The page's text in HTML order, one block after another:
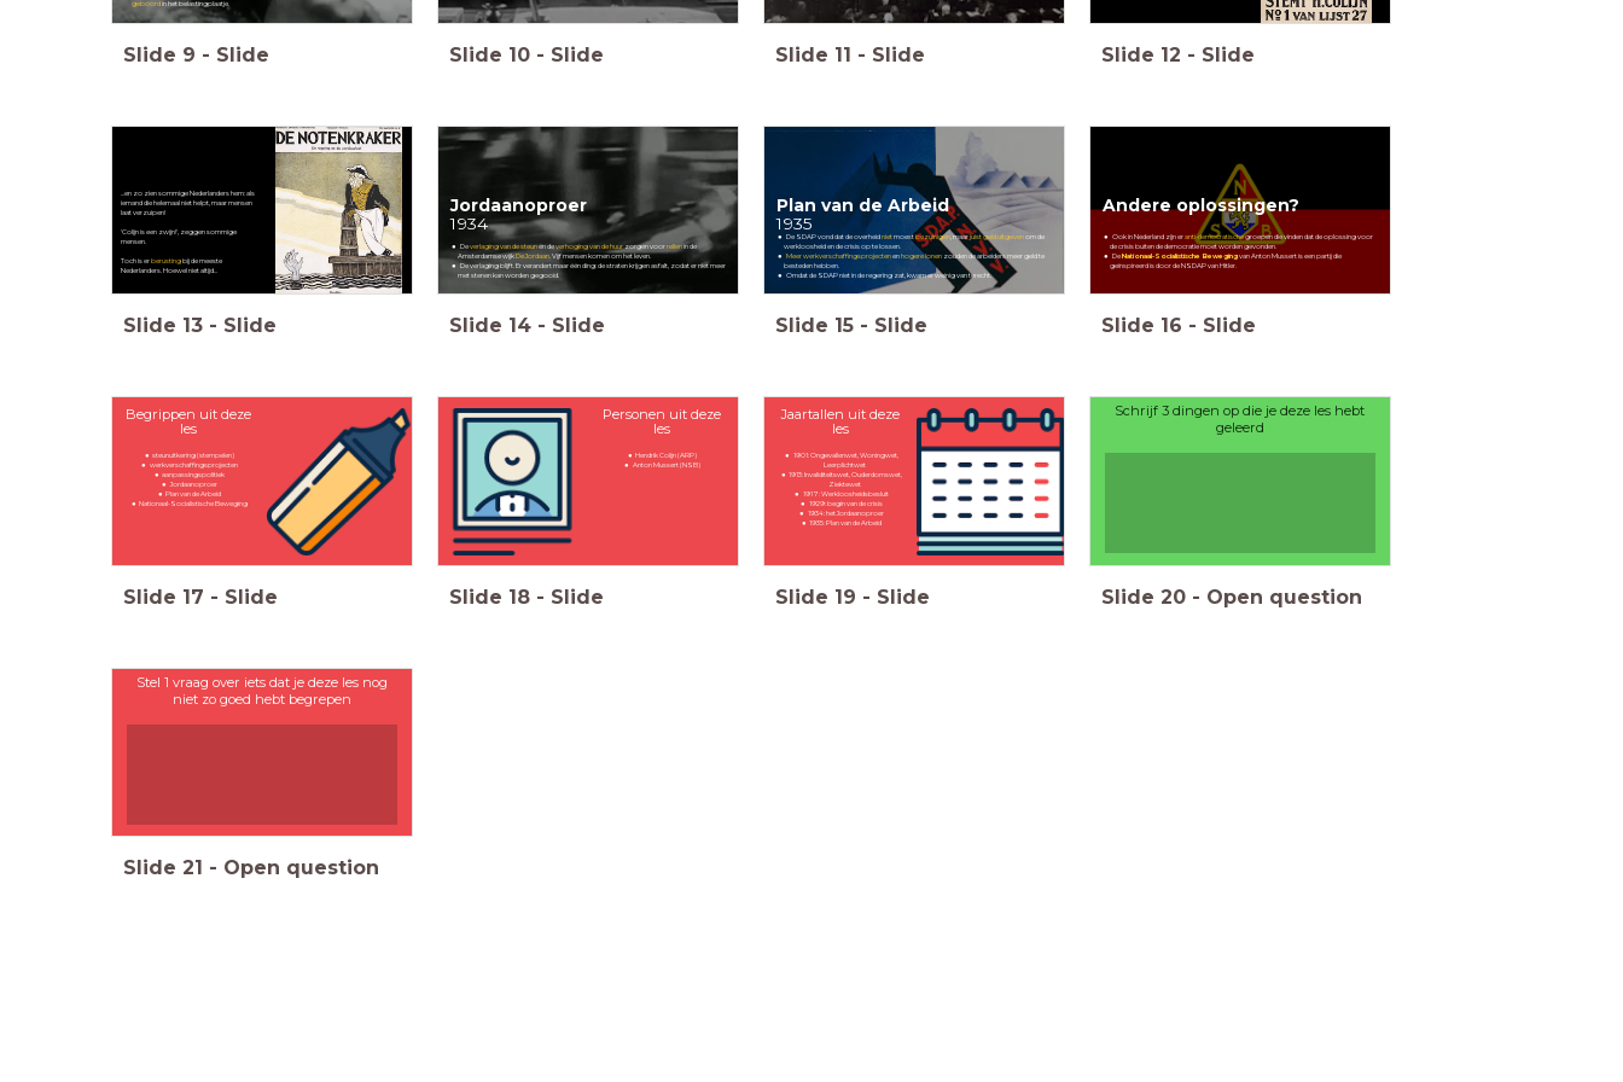
geboordin het belastingplaatje.
Slide 9 - Slide Slide 10 - Slide Slide 11 - Slide Slide 12 - Slide
...en zo zien sommige Nederlanders hem: als
iemand die helemaal niet helpt, maar mensen
laat verzuipen!
'Colijn is een zwijn!', zeggen sommige
mensen.
Toch is erberustingbij de meeste
Nederlanders. Hoewel niet altijd...
Slide 13 - Slide
Jordaanoproer
1934
Deverlaging van de steunén deverhoging van de huur zorgen voorrellenin de
Amsterdamse wijkDe Jordaan. Vijf mensen komen om het leven.
De verlaging blijft. Er verandert maar één ding: de straten krijgen asfalt, zodat er niet meer
met stenen kan worden gegooid.
Slide 14 - Slide
Plan van de Arbeid
1935
De SDAP vond dat de overheidnietmoestbezuinigen , maarjuist geld uitgevenom de
werkloosheid en de crisis op te lossen.
Meer werkverschaffingsprojectenenhogere lonen zouden de arbeiders meer geld te
besteden hebben.
Omdat de SDAP niet in de regering zat, kwam er weinig van terecht.
Slide 15 - Slide
Andere oplossingen?
Ook in Nederland zijn eranti-democratischegroepen die vinden dat de oplossing voor
de crisis buiten de democratie moet worden gevonden.
DeNationaal-Socialistische Bewegingvan Anton Mussert is een partij die
geïnspireerd is door de NSDAP van Hitler.
Slide 16 - Slide
Begrippen uit deze
les
steunuitkering (stempelen)
werkverschaffingsprojecten
aanpassingspolitiek
Jordaanoproer
Plan van de Arbeid
Nationaal-Socialistische Beweging
Slide 17 - Slide
Personen uit deze
les
Hendrik Colijn (ARP)
Anton Mussert (NSB)
Slide 18 - Slide
Jaartallen uit deze
les
1901: Ongevallenwet, Woningwet,
Leerplichtwet
1913: Invaliditeitswet, Ouderdomswet,
Ziektewet
1917: Werkloosheidsbesluit
1929: begin van de crisis
1934: het Jordaanoproer
1935: Plan van de Arbeid
Slide 19 - Slide
Schrijf 3 dingen op die je deze les hebt
geleerd
Slide 20 - Open question
Stel 1 vraag over iets dat je deze les nog
niet zo goed hebt begrepen
Slide 21 - Open question